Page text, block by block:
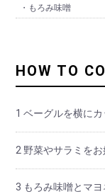
・もろみ味噌
HOW TO
1 ベーグルを横にカ
2 野菜やサラミをお
3 もろみ味噌とマ